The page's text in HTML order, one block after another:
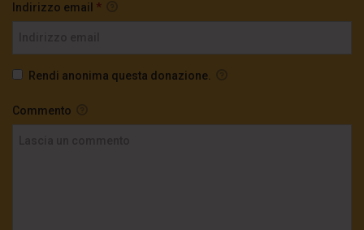
Indirizzo email *
Rendi anonima questa donazione.
Commento